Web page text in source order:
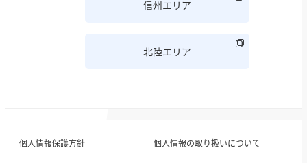
信州エリア
北陸エリア
個人情報保護方針 個人情報の取り扱いについて